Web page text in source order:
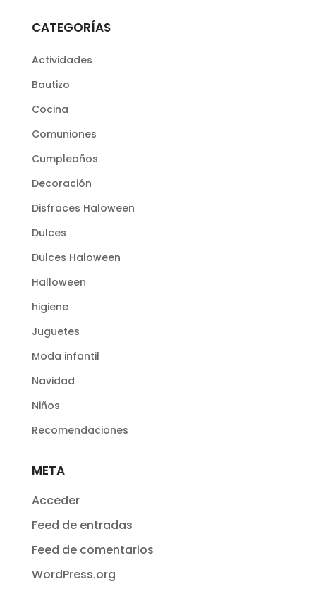
CATEGORÍAS
Actividades
Bautizo
Cocina
Comuniones
Cumpleaños
Decoración
Disfraces Haloween
Dulces
Dulces Haloween
Halloween
higiene
Juguetes
Moda infantil
Navidad
Niños
Recomendaciones
META
Acceder
Feed de entradas
Feed de comentarios
WordPress.org